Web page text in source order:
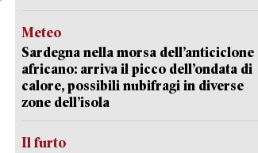
Meteo
Sardegna nella morsa dell’anticiclone
africano: arriva il picco dell’ondata di
calore, possibili nubifragi in diverse
zone dell’isola
Il furto